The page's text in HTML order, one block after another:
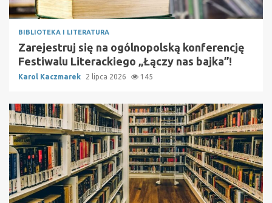
BIBLIOTEKA I LITERATURA
Zarejestruj się na ogólnopolską konferencję
Festiwalu Literackiego „Łączy nas bajka”!
Karol Kaczmarek 2 lipca 2026 145